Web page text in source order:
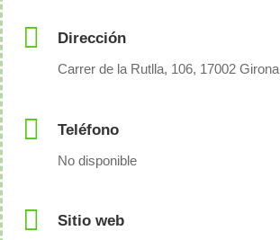
Dirección
Carrer de la Rutlla, 106, 17002 Girona
Teléfono
No disponible
Sitio web